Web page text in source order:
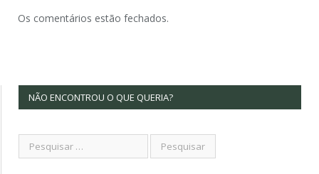
Os comentários estão fechados.
NÃO ENCONTROU O QUE QUERIA?